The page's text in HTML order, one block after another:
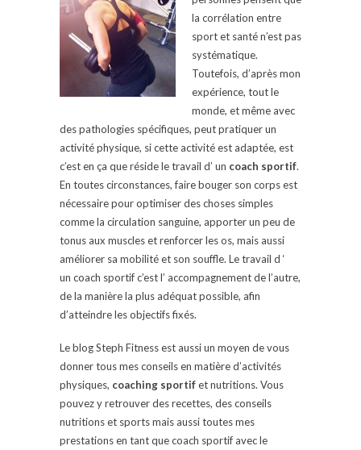
la corrélation entre
sport et santé n’est pas
systématique.
Toutefois, d’après mon
expérience, tout le
monde, et même avec
des pathologies spécifiques, peut pratiquer un
activité physique, si cette activité est adaptée, est
c’est en ça que réside le travail d’ un coach sportif.
En toutes circonstances, faire bouger son corps est
nécessaire pour optimiser des choses simples
comme la circulation sanguine, apporter un peu de
tonus aux muscles et renforcer les os, mais aussi
améliorer sa mobilité et son souffle. Le travail d ‘
un coach sportif c’est l’ accompagnement de l’autre,
de la manière la plus adéquat possible, afin
d’atteindre les objectifs fixés.
Le blog Steph Fitness est aussi un moyen de vous
donner tous mes conseils en matière d’activités
physiques, coaching sportifet nutritions. Vous
pouvez y retrouver des recettes, des conseils
nutritions et sports mais aussi toutes mes
prestations en tant que coach sportif avec le